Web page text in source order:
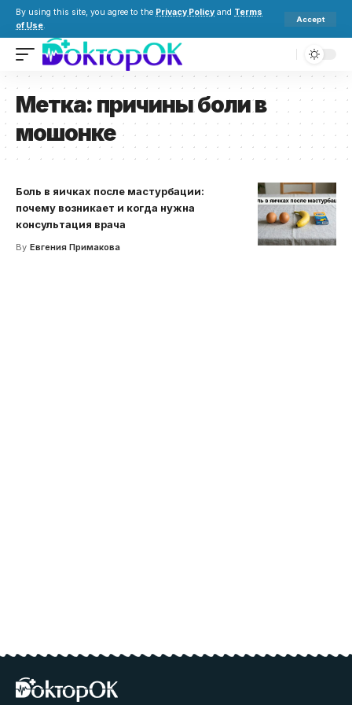
By using this site, you agree to the Privacy Policy and Terms
of Use.
Accept
Метка: причины боли в
мошонке
Боль в яичках после мастурбации:
почему возникает и когда нужна
консультация врача
By Евгения Примакова